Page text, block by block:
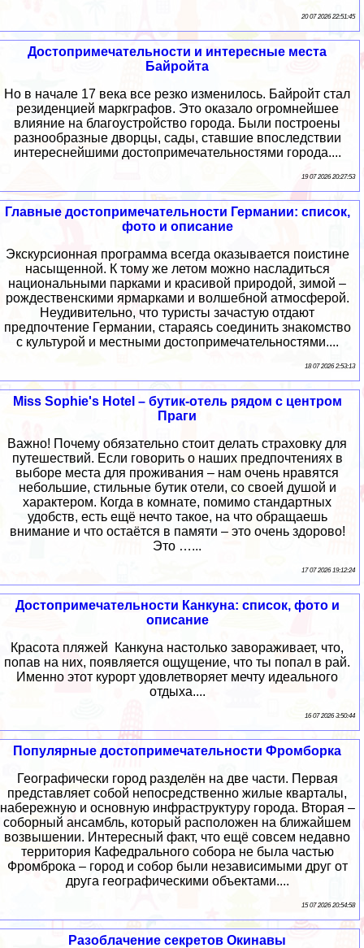
20 07 2026 22:51:45
Достопримечательности и интересные места
Байройта
Но в начале 17 века все резко изменилось. Байройт стал
резиденцией маркграфов. Это оказало огромнейшее
влияние на благоустройство города. Были построены
разнообразные дворцы, сады, ставшие впоследствии
интереснейшими достопримечательностями города....
19 07 2026 20:27:53
Главные достопримечательности Германии: список,
фото и описание
Экскурсионная программа всегда оказывается поистине
насыщенной. К тому же летом можно насладиться
национальными парками и красивой природой, зимой –
рождественскими ярмарками и волшебной атмосферой.
Неудивительно, что туристы зачастую отдают
предпочтение Германии, стараясь соединить знакомство
с культурой и местными достопримечательностями....
18 07 2026 2:53:13
Miss Sophie's Hotel – бутик-отель рядом с центром
Праги
Важно! Почему обязательно стоит делать страховку для
путешествий. Если говорить о наших предпочтениях в
выборе места для проживания – нам очень нравятся
небольшие, стильные бутик отели, со своей душой и
характером. Когда в комнате, помимо стандартных
удобств, есть ещё нечто такое, на что обращаешь
внимание и что остаётся в памяти – это очень здорово!
Это …...
17 07 2026 19:12:24
Достопримечательности Канкуна: список, фото и
описание
Красота пляжей Канкуна настолько завораживает, что,
попав на них, появляется ощущение, что ты попал в рай.
Именно этот курорт удовлетворяет мечту идеального
отдыха....
16 07 2026 3:50:44
Популярные достопримечательности Фромборка
Географически город разделён на две части. Первая
представляет собой непосредственно жилые кварталы,
набережную и основную инфраструктуру города. Вторая –
соборный ансамбль, который расположен на ближайшем
возвышении. Интересный факт, что ещё совсем недавно
территория Кафедрального собора не была частью
Фромброка – город и собор были независимыми друг от
друга географическими объектами....
15 07 2026 20:54:58
Разоблачение секретов Окинавы